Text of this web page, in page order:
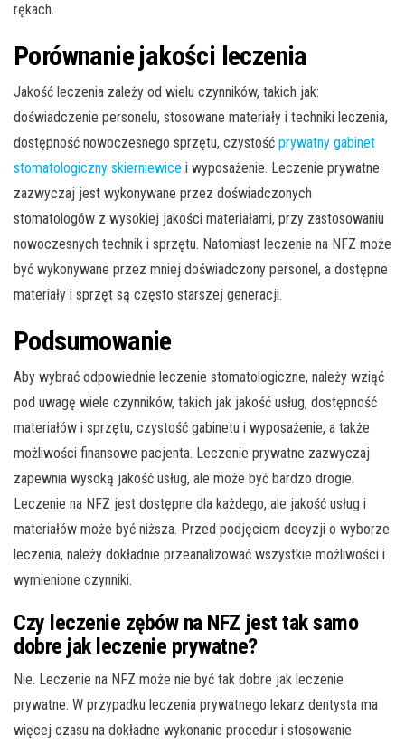
rękach.
Porównanie jakości leczenia
Jakość leczenia zależy od wielu czynników, takich jak:
doświadczenie personelu, stosowane materiały i techniki leczenia,
dostępność nowoczesnego sprzętu, czystość prywatny gabinet
stomatologiczny skierniewice i wyposażenie. Leczenie prywatne
zazwyczaj jest wykonywane przez doświadczonych
stomatologów z wysokiej jakości materiałami, przy zastosowaniu
nowoczesnych technik i sprzętu. Natomiast leczenie na NFZ może
być wykonywane przez mniej doświadczony personel, a dostępne
materiały i sprzęt są często starszej generacji.
Podsumowanie
Aby wybrać odpowiednie leczenie stomatologiczne, należy wziąć
pod uwagę wiele czynników, takich jak jakość usług, dostępność
materiałów i sprzętu, czystość gabinetu i wyposażenie, a także
możliwości finansowe pacjenta. Leczenie prywatne zazwyczaj
zapewnia wysoką jakość usług, ale może być bardzo drogie.
Leczenie na NFZ jest dostępne dla każdego, ale jakość usług i
materiałów może być niższa. Przed podjęciem decyzji o wyborze
leczenia, należy dokładnie przeanalizować wszystkie możliwości i
wymienione czynniki.
Czy leczenie zębów na NFZ jest tak samo
dobre jak leczenie prywatne?
Nie. Leczenie na NFZ może nie być tak dobre jak leczenie
prywatne. W przypadku leczenia prywatnego lekarz dentysta ma
więcej czasu na dokładne wykonanie procedur i stosowanie